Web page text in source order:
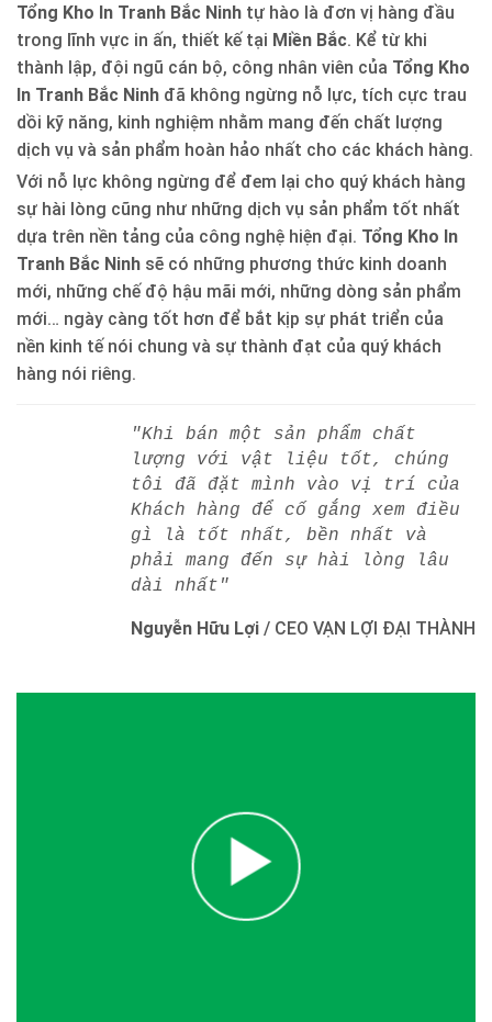
Tổng Kho In Tranh Bắc Ninh tự hào là đơn vị hàng đầu
trong lĩnh vực in ấn, thiết kế tại Miền Bắc. Kể từ khi
thành lập, đội ngũ cán bộ, công nhân viên của Tổng Kho
In Tranh Bắc Ninh đã không ngừng nỗ lực, tích cực trau
dồi kỹ năng, kinh nghiệm nhằm mang đến chất lượng
dịch vụ và sản phẩm hoàn hảo nhất cho các khách hàng.
Với nỗ lực không ngừng để đem lại cho quý khách hàng
sự hài lòng cũng như những dịch vụ sản phẩm tốt nhất
dựa trên nền tảng của công nghệ hiện đại. Tổng Kho In
Tranh Bắc Ninh sẽ có những phương thức kinh doanh
mới, những chế độ hậu mãi mới, những dòng sản phẩm
mới… ngày càng tốt hơn để bắt kịp sự phát triển của
nền kinh tế nói chung và sự thành đạt của quý khách
hàng nói riêng.
"Khi bán một sản phẩm chất
lượng với vật liệu tốt, chúng
tôi đã đặt mình vào vị trí của
Khách hàng để cố gắng xem điều
gì là tốt nhất, bền nhất và
phải mang đến sự hài lòng lâu
dài nhất"
Nguyễn Hữu Lợi / CEO VẠN LỢI ĐẠI THÀNH